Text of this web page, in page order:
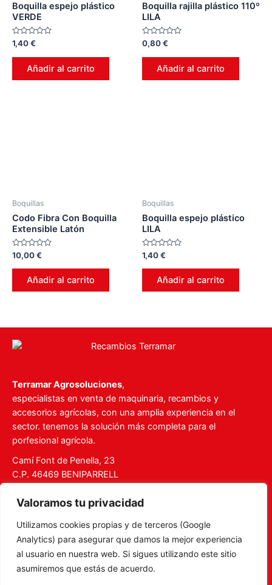
Valoramos tu privacidad
Utilizamos cookies propias y de terceros (Google
Analytics) para asegurar que damos la mejor experiencia
al usuario en nuestra web. Si sigues utilizando este sitio
asumiremos que estás de acuerdo.
Boquilla espejo plástico
VERDE
Valorado
en
0
1,40€
Añadir al carrito
Boquilla rajilla plástico 110º
LILA
Valorado
en
0
0,80€
Añadir al carrito
Boquillas
Codo Fibra Con Boquilla
Extensible Latón
Valorado
en
0
10,00€
Añadir al carrito
Boquillas
Boquilla espejo plástico
LILA
Valorado
en
0
1,40€
Añadir al carrito
Terramar Agrosoluciones,
especialistas en venta de maquinaria, recambios y
accesorios agrícolas, con una amplia experiencia en el
sector. tenemos la solución más completa para el
porfesional agrícola.
Camí Font de Penella, 23
C.P. 46469 BENIPARRELL
ventas@recambiosterramar.com
Mi Cuenta
Carrito
Aviso legal